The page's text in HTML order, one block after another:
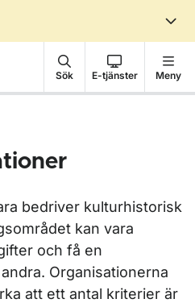
Sök E-tjänster Meny
bedriver kulturhistorisk
kan vara
och få en
Organisationerna
att ett antal kriterier är